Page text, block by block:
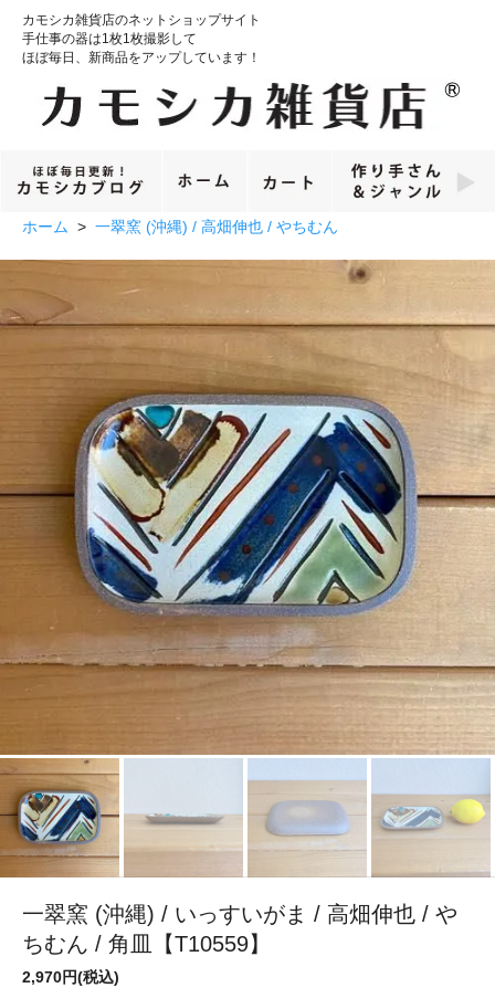
カモシカ雑貨店のネットショップサイト
手仕事の器は1枚1枚撮影して
ほぼ毎日、新商品をアップしています！
ホーム > 一翠窯 (沖縄) / 高畑伸也 / やちむん
一翠窯 (沖縄) / いっすいがま / 高畑伸也 / や
ちむん / 角皿【T10559】
2,970円(税込)